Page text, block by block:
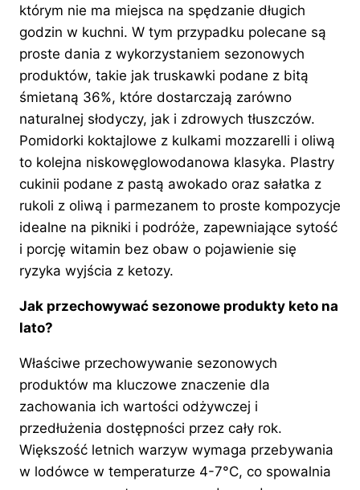
którym nie ma miejsca na spędzanie długich
godzin w kuchni. W tym przypadku polecane są
proste dania z wykorzystaniem sezonowych
produktów, takie jak truskawki podane z bitą
śmietaną 36%, które dostarczają zarówno
naturalnej słodyczy, jak i zdrowych tłuszczów.
Pomidorki koktajlowe z kulkami mozzarelli i oliwą
to kolejna niskowęglowodanowa klasyka. Plastry
cukinii podane z pastą awokado oraz sałatka z
rukoli z oliwą i parmezanem to proste kompozycje
idealne na pikniki i podróże, zapewniające sytość
i porcję witamin bez obaw o pojawienie się
ryzyka wyjścia z ketozy.
Jak przechowywać sezonowe produkty keto na
lato?
Właściwe przechowywanie sezonowych
produktów ma kluczowe znaczenie dla
zachowania ich wartości odżywczej i
przedłużenia dostępności przez cały rok.
Większość letnich warzyw wymaga przebywania
w lodówce w temperaturze 4-7°C, co spowalnia